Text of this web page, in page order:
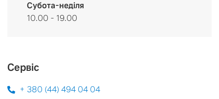
Субота-неділя
10.00 - 19.00
Сервіс
+ 380 (44) 494 04 04